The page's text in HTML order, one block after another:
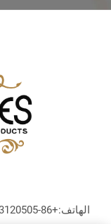
الهاتف:+86-13933120505